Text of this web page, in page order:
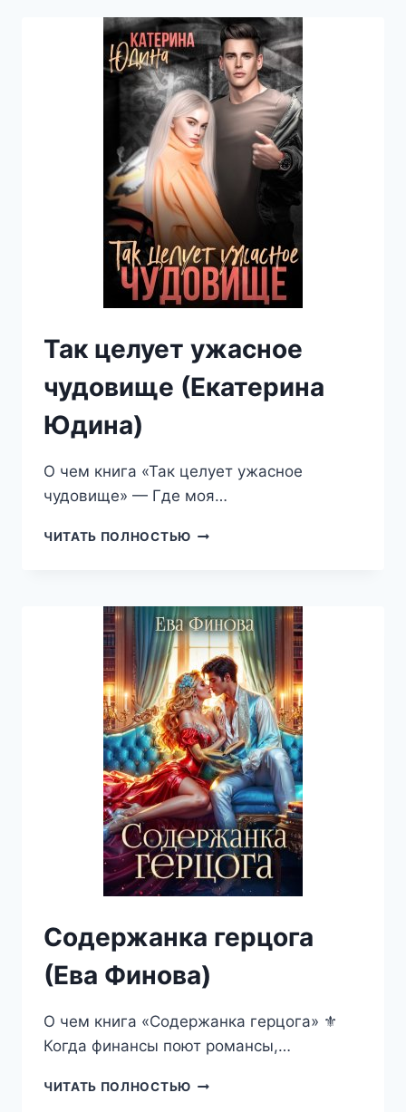
ВЛАСТИ
ПРЕДАТЕЛЯ
(ЭЙСИ
ТАКЕР)
Так целует ужасное
чудовище (Екатерина
Юдина)
О чем книга «Так целует ужасное
чудовище» — Где моя…
ЧИТАТЬ ПОЛНОСТЬЮ ТАК
(ЕКАТЕРИНА
ЮДИНА)
Содержанка герцога
(Ева Финова)
О чем книга «Содержанка герцога» ⚜️
Когда финансы поют романсы,…
ЧИТАТЬ ПОЛНОСТЬЮ СОДЕРЖАНКА